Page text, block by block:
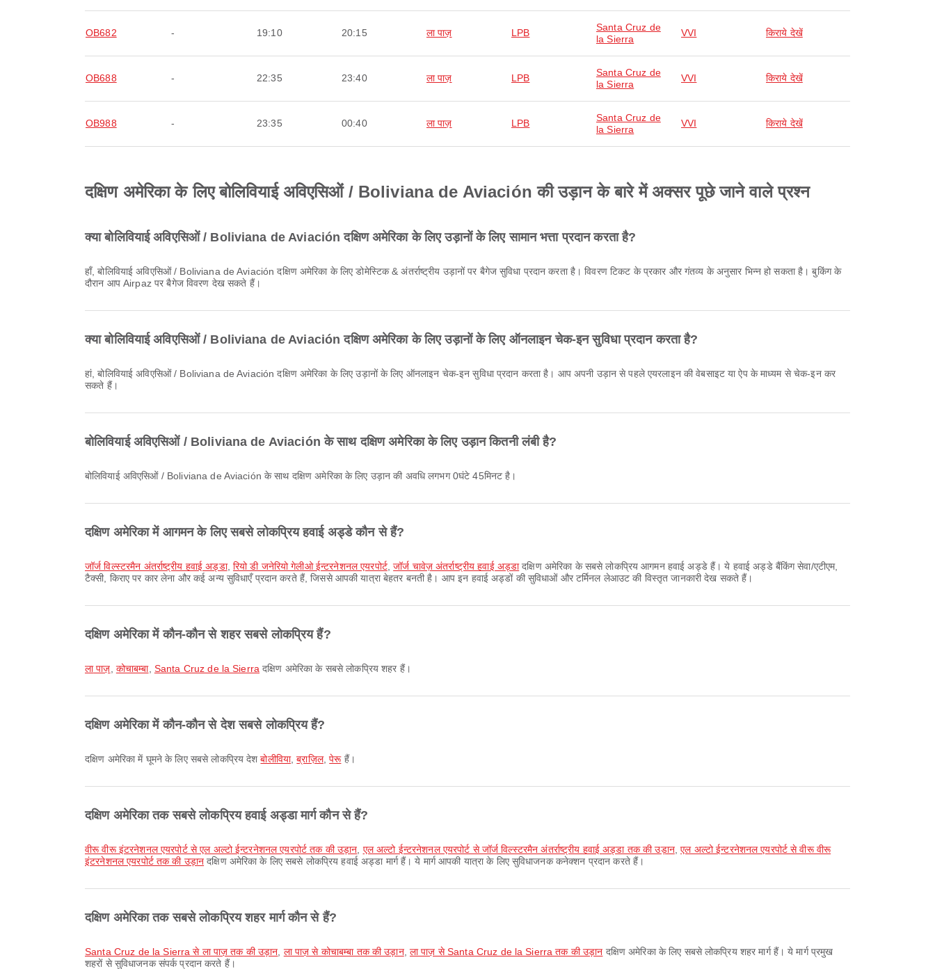
OB682 - 19:10 20:15 ला पाज़ LPB
Santa Cruz de
la Sierra
VVI किराये देखें
OB688 - 22:35 23:40 ला पाज़ LPB
Santa Cruz de
la Sierra
VVI किराये देखें
OB988 - 23:35 00:40 ला पाज़ LPB
Santa Cruz de
la Sierra
VVI किराये देखें
दक्षिण अमेरिका के लिए बोलिवियाई अविएसिओं / Boliviana de Aviación की उड़ान के बारे में अक्सर पूछे जाने वाले प्रश्न
क्या बोलिवियाई अविएसिओं / Boliviana de Aviación दक्षिण अमेरिका के लिए उड़ानों के लिए सामान भत्ता प्रदान करता है?
हाँ, बोलिवियाई अविएसिओं / Boliviana de Aviación दक्षिण अमेरिका के लिए डोमेस्टिक & अंतर्राष्ट्रीय उड़ानों पर बैगेज सुविधा प्रदान करता है। विवरण टिकट के प्रकार और गंतव्य के अनुसार भिन्न हो सकता है। बुकिंग के
दौरान आप Airpaz पर बैगेज विवरण देख सकते हैं।
क्या बोलिवियाई अविएसिओं / Boliviana de Aviación दक्षिण अमेरिका के लिए उड़ानों के लिए ऑनलाइन चेक-इन सुविधा प्रदान करता है?
हां, बोलिवियाई अविएसिओं / Boliviana de Aviación दक्षिण अमेरिका के लिए उड़ानों के लिए ऑनलाइन चेक-इन सुविधा प्रदान करता है। आप अपनी उड़ान से पहले एयरलाइन की वेबसाइट या ऐप के माध्यम से चेक-इन कर
सकते हैं।
बोलिवियाई अविएसिओं / Boliviana de Aviación के साथ दक्षिण अमेरिका के लिए उड़ान कितनी लंबी है?
बोलिवियाई अविएसिओं / Boliviana de Aviación के साथ दक्षिण अमेरिका के लिए उड़ान की अवधि लगभग 0घंटे 45मिनट है।
दक्षिण अमेरिका में आगमन के लिए सबसे लोकप्रिय हवाई अड्डे कौन से हैं?
जॉर्ज विल्स्टरमैन अंतर्राष्ट्रीय हवाई अड्डा, रियो डी जनेरियो गेलीओ ईन्टरनेशनल एयरपोर्ट,जॉर्ज चावेज़ अंतर्राष्ट्रीय हवाई अड्डादक्षिण अमेरिका के सबसे लोकप्रिय आगमन हवाई अड्डे हैं। ये हवाई अड्डे बैंकिंग सेवा/एटीएम,
टैक्सी, किराए पर कार लेना और कई अन्य सुविधाएँ प्रदान करते हैं, जिससे आपकी यात्रा बेहतर बनती है। आप इन हवाई अड्डों की सुविधाओं और टर्मिनल लेआउट की विस्तृत जानकारी देख सकते हैं।
दक्षिण अमेरिका में कौन-कौन से शहर सबसे लोकप्रिय हैं?
ला पाज़ कोचाबम्बा, Santa Cruz de la Sierra दक्षिण अमेरिका के सबसे लोकप्रिय शहर हैं।
दक्षिण अमेरिका में कौन-कौन से देश सबसे लोकप्रिय हैं?
दक्षिण अमेरिका में घूमने के लिए सबसे लोकप्रिय देशबोलीविया,ब्राज़िल,पेरूहैं।
दक्षिण अमेरिका तक सबसे लोकप्रिय हवाई अड्डा मार्ग कौन से हैं?
वीरू वीरू इंटरनेशनल एयरपोर्ट से एल अल्टो ईन्टरनेशनल एयरपोर्ट तक की उड़ान एल अल्टो ईन्टरनेशनल एयरपोर्ट से जॉर्ज विल्स्टरमैन अंतर्राष्ट्रीय हवाई अड्डा तक की उड़ान,एल अल्टो ईन्टरनेशनल एयरपोर्ट से वीरू वीरू
इंटरनेशनल एयरपोर्ट तक की उड़ान दक्षिण अमेरिका के लिए सबसे लोकप्रिय हवाई अड्डा मार्ग हैं। ये मार्ग आपकी यात्रा के लिए सुविधाजनक कनेक्शन प्रदान करते हैं।
दक्षिण अमेरिका तक सबसे लोकप्रिय शहर मार्ग कौन से हैं?
Santa Cruz de la Sierra से ला पाज़ तक की उड़ान ला पाज़ से कोचाबम्बा तक की उड़ान, ला पाज़ से Santa Cruz de la Sierra तक की उड़ान दक्षिण अमेरिका के लिए सबसे लोकप्रिय शहर मार्ग हैं। ये मार्ग प्रमुख
शहरों से सुविधाजनक संपर्क प्रदान करते हैं।